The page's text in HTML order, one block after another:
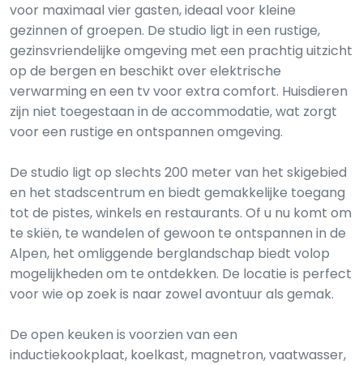
voor maximaal vier gasten, ideaal voor kleine
gezinnen of groepen. De studio ligt in een rustige,
gezinsvriendelijke omgeving met een prachtig uitzicht
op de bergen en beschikt over elektrische
verwarming en een tv voor extra comfort. Huisdieren
zijn niet toegestaan ​​in de accommodatie, wat zorgt
voor een rustige en ontspannen omgeving.
De studio ligt op slechts 200 meter van het skigebied
en het stadscentrum en biedt gemakkelijke toegang
tot de pistes, winkels en restaurants. Of u nu komt om
te skiën, te wandelen of gewoon te ontspannen in de
Alpen, het omliggende berglandschap biedt volop
mogelijkheden om te ontdekken. De locatie is perfect
voor wie op zoek is naar zowel avontuur als gemak.
De open keuken is voorzien van een
inductiekookplaat, koelkast, magnetron, vaatwasser,